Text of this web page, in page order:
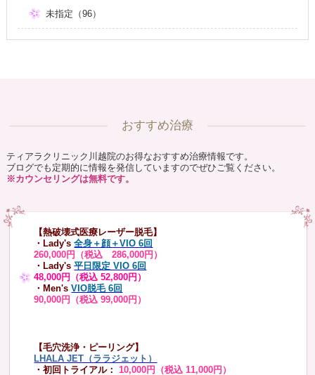
未指定（96）
おすすめ治療
ティアラクリニック川越院のお得なおすすめ治療情報です。
ブログでも定期的に情報を発信していますのでぜひご覧ください。
※カウンセリングは無料です。
【熱破壊式医療レーザー脱毛】
・Lady's 全身＋顔＋VIO 6回
260,000円（税込 286,000円）
・Lady's平日限定 VIO 6回
48,000円（税込 52,800円）
・Men's VIO脱毛 6回
90,000円（税込 99,000円）
【毛穴洗浄・ピーリング】
LHALA JET（ララジェット）
・初回トライアル： 10,000円（税込 11,000円）